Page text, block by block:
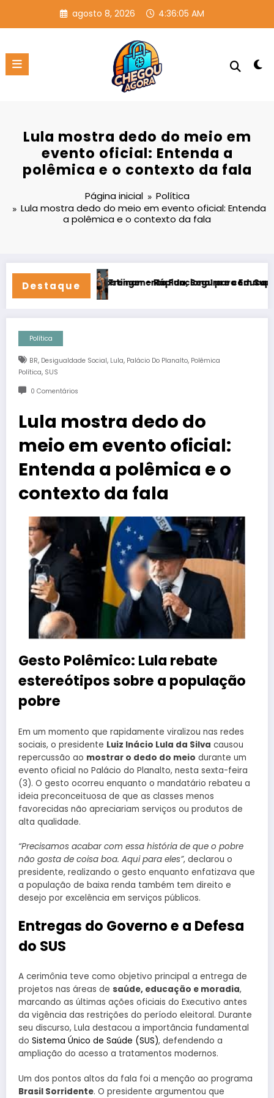
o
agosto 8, 2026 4:36:05 AM
Lula mostra dedo do meio em
evento oficial: Entenda a
polêmica e o contexto da fala
Página inicial
Política
Lula mostra dedo do meio em evento oficial: Entenda
a polêmica e o contexto da fala
Destaque
20% na Hostinger – Rápida, Segura e com Suporte 24/7!
Treinamento Funcional para Educação Física
Política
BR, Desigualdade Social, Lula, Palácio Do Planalto, Polêmica
Política, SUS
0 Comentários
Lula mostra dedo do
meio em evento oficial:
Entenda a polêmica e o
contexto da fala
Gesto Polêmico: Lula rebate
estereótipos sobre a população
pobre
Em um momento que rapidamente viralizou nas redes
sociais, o presidente Luiz Inácio Lula da Silva causou
repercussão ao mostrar o dedo do meio durante um
evento oficial no Palácio do Planalto, nesta sexta-feira
(3). O gesto ocorreu enquanto o mandatário rebateu a
ideia preconceituosa de que as classes menos
favorecidas não apreciariam serviços ou produtos de
alta qualidade.
“Precisamos acabar com essa história de que o pobre
não gosta de coisa boa. Aqui para eles”, declarou o
presidente, realizando o gesto enquanto enfatizava que
a população de baixa renda também tem direito e
desejo por excelência em serviços públicos.
Entregas do Governo e a Defesa
do SUS
A cerimônia teve como objetivo principal a entrega de
projetos nas áreas de saúde, educação e moradia,
marcando as últimas ações oficiais do Executivo antes
da vigência das restrições do período eleitoral. Durante
seu discurso, Lula destacou a importância fundamental
do Sistema Único de Saúde (SUS), defendendo a
ampliação do acesso a tratamentos modernos.
Um dos pontos altos da fala foi a menção ao programa
Brasil Sorridente. O presidente argumentou que